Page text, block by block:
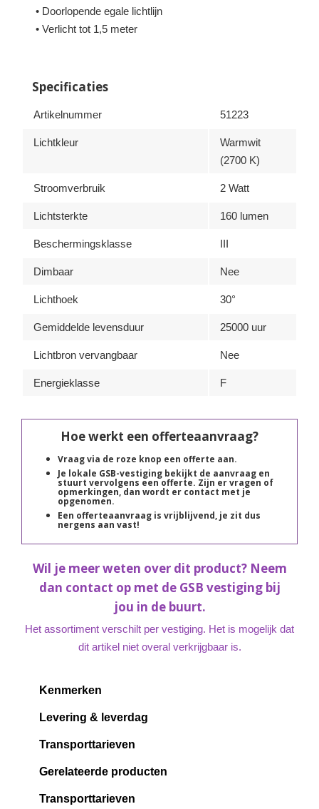
• Doorlopende egale lichtlijn
• Verlicht tot 1,5 meter
Specificaties
Artikelnummer 51223
Lichtkleur
Warmwit
(2700 K)
Stroomverbruik 2 Watt
Lichtsterkte 160 lumen
Beschermingsklasse III
Dimbaar Nee
Lichthoek 30°
Gemiddelde levensduur 25000 uur
Lichtbron vervangbaar Nee
Energieklasse F
Hoe werkt een offerteaanvraag?
Vraag via de roze knop een offerte aan.
Je lokale GSB-vestiging bekijkt de aanvraag en
stuurt vervolgens een offerte. Zijn er vragen of
opmerkingen, dan wordt er contact met je
opgenomen.
Een offerteaanvraag is vrijblijvend, je zit dus
nergens aan vast!
Wil je meer weten over dit product? Neem
dan contact op met de GSB vestiging bij
jou in de buurt.
Het assortiment verschilt per vestiging. Het is mogelijk dat
dit artikel niet overal verkrijgbaar is.
Kenmerken
Levering & leverdag
Transporttarieven
Gerelateerde producten
Transporttarieven